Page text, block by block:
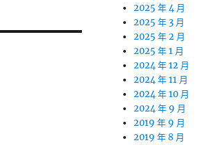
2025 年 4 月
2025 年 3 月
2025 年 2 月
2025 年 1 月
2024 年 12 月
2024 年 11 月
2024 年 10 月
2024 年 9 月
2019 年 9 月
2019 年 8 月